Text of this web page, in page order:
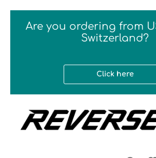
Are you ordering from
Switzerland?
Click here